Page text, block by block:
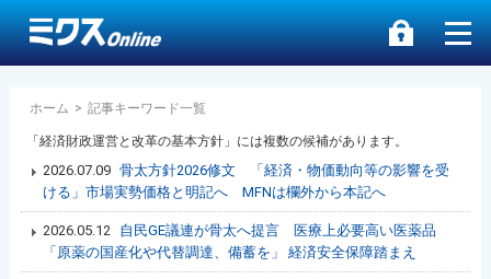
ホーム > 記事キーワード一覧
「経済財政運営と改革の基本方針」には複数の候補があります。
2026.07.09 骨太方針2026修文 「経済・物価動向等の影響を受
ける」市場実勢価格と明記へ MFNは欄外から本記へ
2026.05.12
自民GE議連が骨太へ提言 医療上必要高い医薬品
「原薬の国産化や代替調達、備蓄を」 経済安全保障踏まえ